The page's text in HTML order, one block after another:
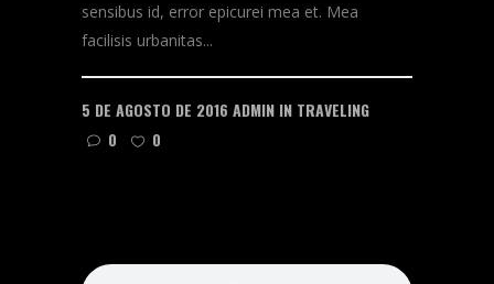
sensibus id, error epicurei mea et. Mea
facilisis urbanitas...
5 DE AGOSTO DE 2016 ADMIN IN TRAVELING
0
0